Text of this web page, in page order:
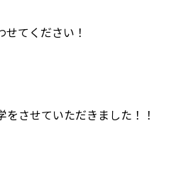
せてください！
させていただきました！！